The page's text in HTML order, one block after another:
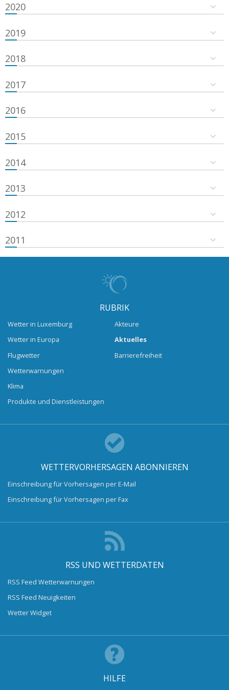
2020
2019
2018
2017
2016
2015
2014
2013
2012
2011
RUBRIK
Wetter in Luxemburg
Wetter in Europa
Flugwetter
Wetterwarnungen
Klima
Produkte und Dienstleistungen
Akteure
Aktuelles
Barrierefreiheit
WETTERVORHERSAGEN ABONNIEREN
Einschreibung für Vorhersagen per E-Mail
Einschreibung für Vorhersagen per Fax
RSS UND WETTERDATEN
RSS Feed Wetterwarnungen
RSS Feed Neuigkeiten
Wetter Widget
HILFE